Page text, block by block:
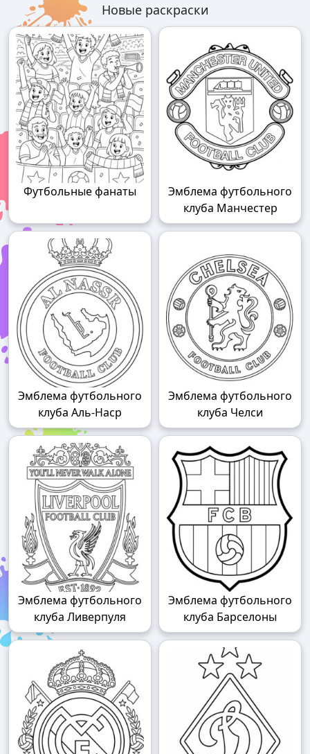
Новые раскраски
Футбольные фанаты
Эмблема футбольного
клуба Манчестер
Эмблема футбольного
клуба Аль-Наср
Эмблема футбольного
клуба Челси
Эмблема футбольного
клуба Ливерпуля
Эмблема футбольного
клуба Барселоны